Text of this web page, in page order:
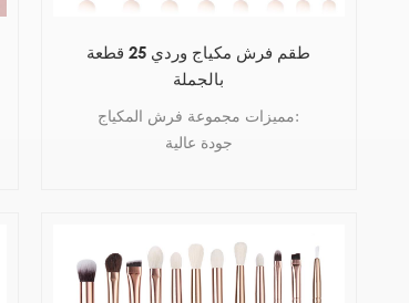
طقم فرش مكياج وردي 25 قطعة
بالجملة
مميزات مجموعة فرش المكياج:
جودة عالية
فرش جيدة الشكل
مجموعة متنوعة لتطبيق الماكياج الكامل